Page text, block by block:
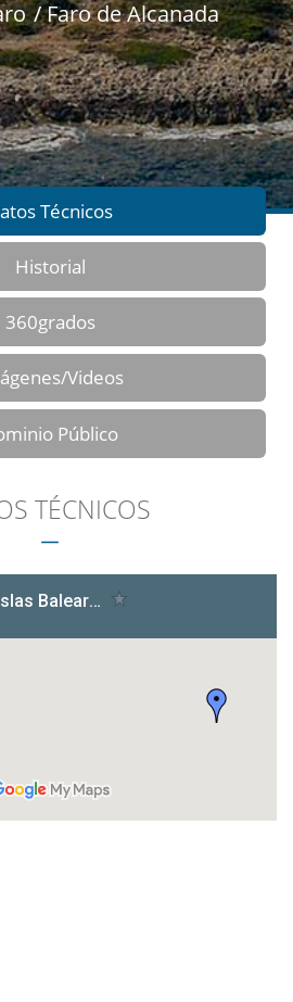
/ Faro de Alcanada
Técnicos
Historial
360grados
Videos
Público
TÉCNICOS